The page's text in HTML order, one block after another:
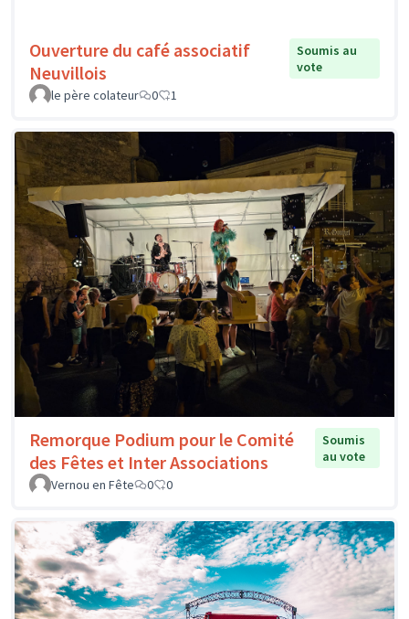
Ouverture du café associatif
Neuvillois
Soumis au
vote
le père colateur
0 1
Remorque Podium pour le Comité
des Fêtes et Inter Associations
Soumis
au vote
Vernou en Fête
0 0